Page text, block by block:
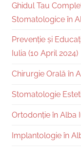
Ghidul Tau
Stomatologice în
Prevenție și
Iulia (10 April 2024)
Chirurgie Orală în
Stomatologie
Ortodonție în Alba
Implantologie în